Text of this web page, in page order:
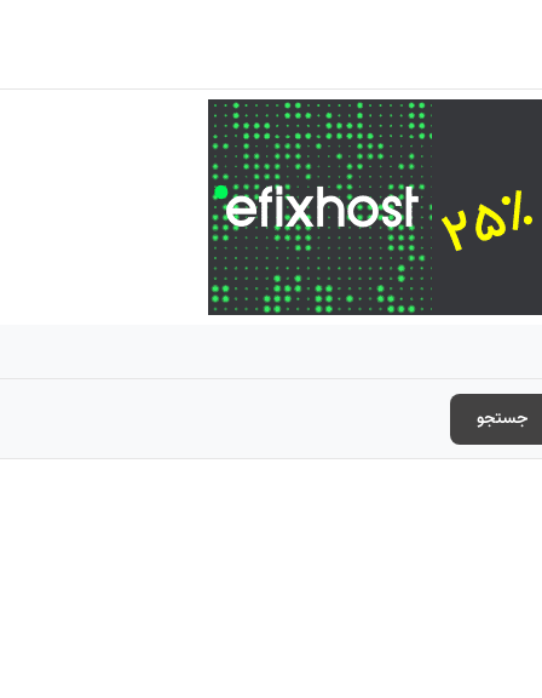
جستجو